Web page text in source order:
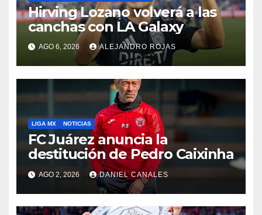
Hirving Lozano volverá a las
canchas con LA Galaxy
AGO 6, 2026 ALEJANDRO ROJAS
LIGA MX NOTICIAS
FC Juárez anuncia la
destitución de Pedro Caixinha
AGO 2, 2026 DANIEL CANALES